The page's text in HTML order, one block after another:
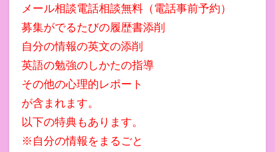
メール相談電話相談無料（電話事前予約）
募集がでるたびの履歴書添削
自分の情報の英文の添削
英語の勉強のしかたの指導
その他の心理的レポート
が含まれます。
以下の特典もあります。
※自分の情報をまるごと